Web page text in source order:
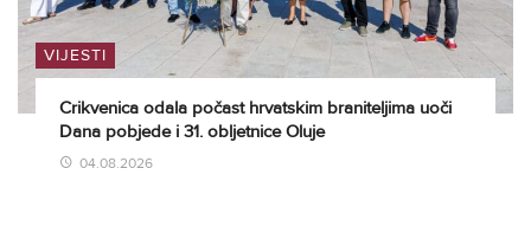
VIJESTI
Crikvenica odala počast hrvatskim braniteljima uoči
Dana pobjede i 31. obljetnice Oluje
04.08.2026